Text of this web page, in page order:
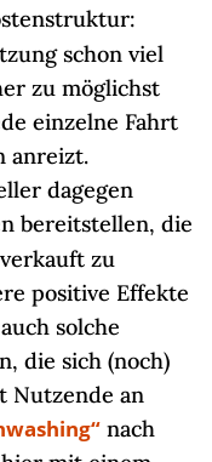
schon viel
zu möglichst
einzelne Fahrt
anreizt.
dagegen
bereitstellen, die
verkauft zu
positive Effekte
solche
die sich (noch)
Nutzende an
nach